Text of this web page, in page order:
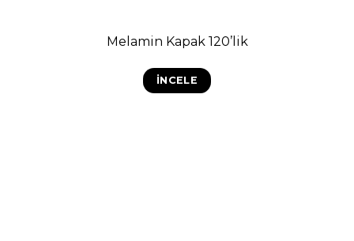
Melamin Kapak 120’lik
İNCELE